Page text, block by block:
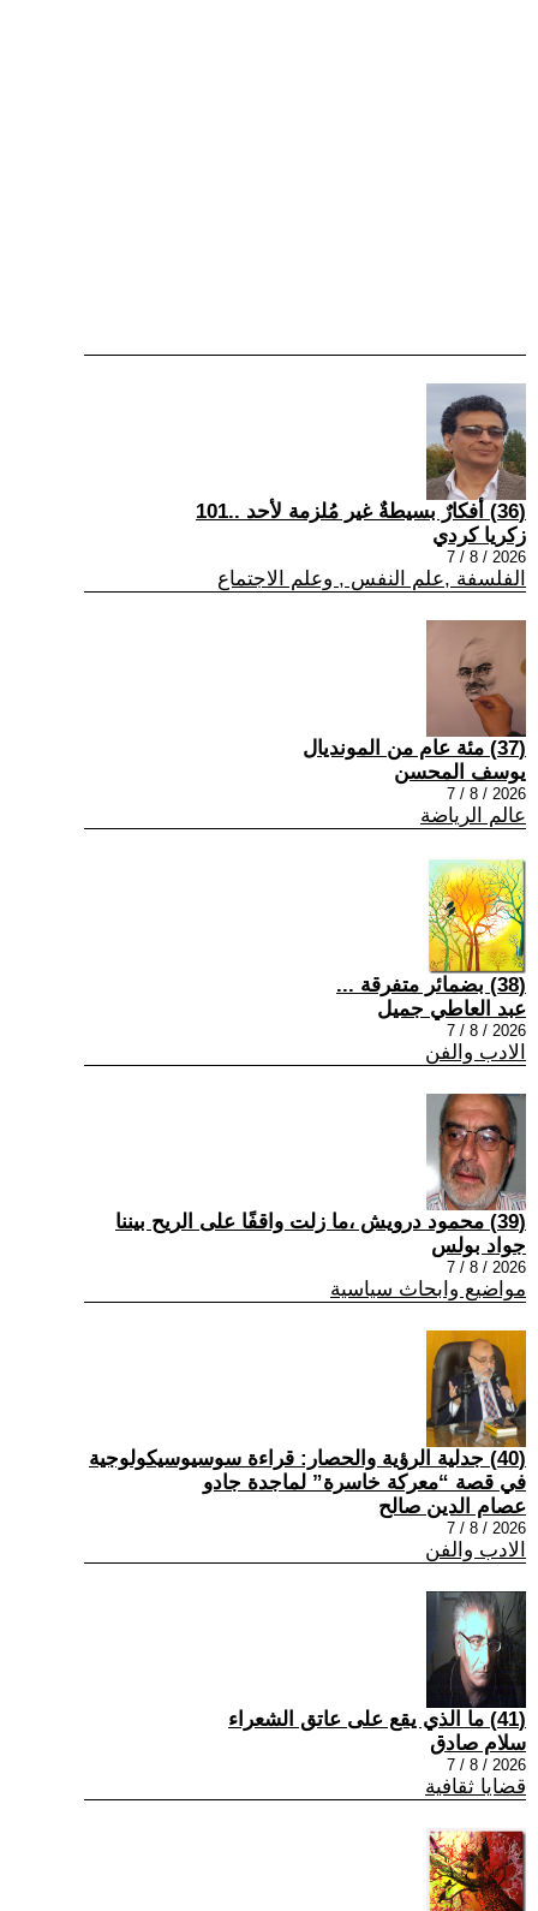
(36) أفكارٌ بسيطةٌ غير مُلزمة لأحد ..101
زكريا كردي
2026 / 8 / 7
الفلسفة ,علم النفس , وعلم الاجتماع
(37) مئة عام من المونديال
يوسف المحسن
2026 / 8 / 7
عالم الرياضة
(38) بضمائر متفرقة ...
عبد العاطي جميل
2026 / 8 / 7
الادب والفن
(39) محمود درويش ،ما زلت واقفًا على الريح بيننا
جواد بولس
2026 / 8 / 7
مواضيع وابحاث سياسية
(40) جدلية الرؤية والحصار: قراءة سوسيوسيكولوجية
في قصة “معركة خاسرة” لماجدة جادو
عصام الدين صالح
2026 / 8 / 7
الادب والفن
(41) ما الذي يقع على عاتق الشعراء
سلام صادق
2026 / 8 / 7
قضايا ثقافية